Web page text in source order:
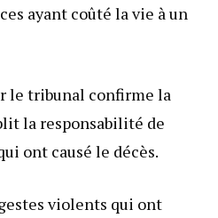
ayant coûté la vie à un
le tribunal confirme la
la responsabilité de
ont causé le décès.
violents qui ont